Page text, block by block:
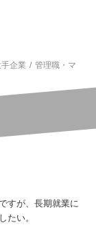
手企業
管理職・マ
すが、長期就業に
たい。